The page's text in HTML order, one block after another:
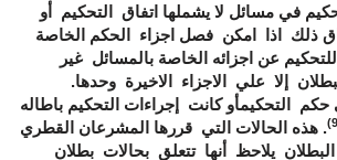
في مسائل لا يشملها اتفاق التحكيم أو
ذلك اذا امكن فصل اجزاء الحكم الخاصة
عن اجزائه الخاصة بالمسائل غير
إلا علي الاجزاء الاخيرة وحدها.
حكم التحكيمأو كانت إجراءات التحكيم باطاله
. هذه الحالات التي قررها المشرعان القطري
يلاحظ أنها تتعلق بحالات بطلان